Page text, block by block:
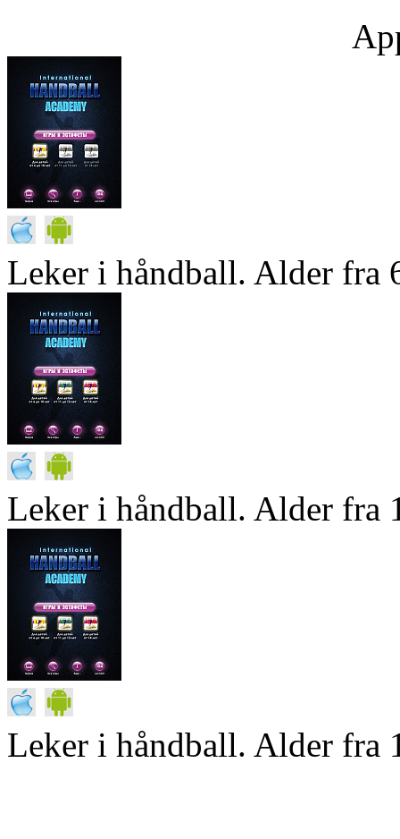
Leker i håndball. Alder fra
Leker i håndball. Alder fra
Leker i håndball. Alder fra